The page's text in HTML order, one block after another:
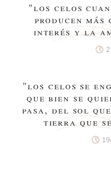
"los celos
producen más
interés y la
"los celos se
que bien se
pasa, del sol
tierra que